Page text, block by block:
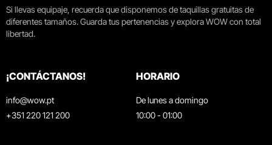
Si llevas equipaje, recuerda que disponemos de taquillas gratuitas de
diferentes tamaños. Guarda tus pertenencias y explora WOW con total
libertad.
¡CONTÁCTANOS!
info@wow.pt
+351 220 121 200
HORARIO
De lunes a domingo
10:00 - 01:00